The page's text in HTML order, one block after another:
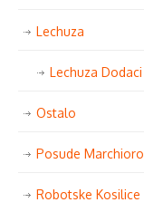
Lechuza
Lechuza Dodaci
Ostalo
Posude Marchioro
Robotske Kosilice